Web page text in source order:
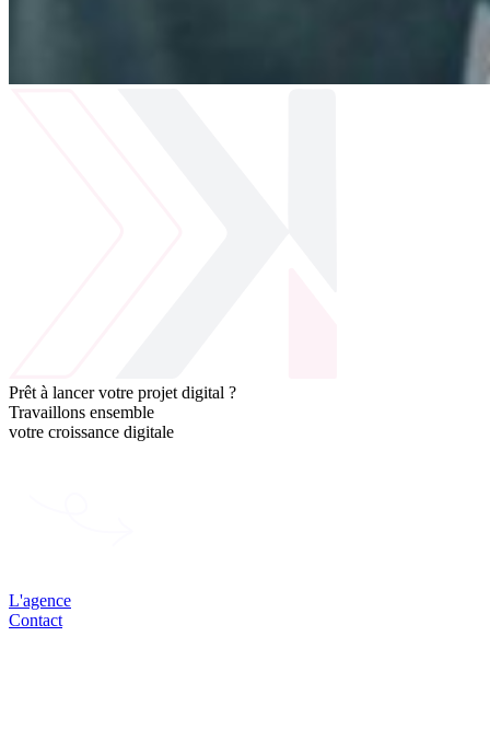
Prêt à lancer votre projet digital ?
Travaillons ensemble
votre croissance digitale
L'agence
Contact